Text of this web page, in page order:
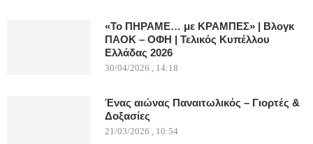
«Το ΠΗΡΑΜΕ… με ΚΡΑΜΠΕΣ» | Βλογκ
ΠΑΟΚ – ΟΦΗ | Τελικός Κυπέλλου
Ελλάδας 2026
30/04/2026 , 14:18
Ένας αιώνας Παναιτωλικός – Γιορτές &
Δοξασίες
21/03/2026 , 10:54